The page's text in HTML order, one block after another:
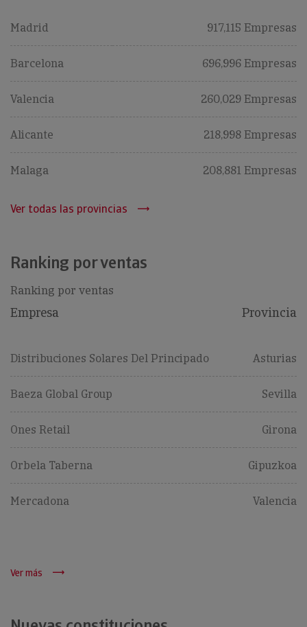
Madrid 917,115 Empresas
Barcelona 696,996 Empresas
Valencia 260,029 Empresas
Alicante 218,998 Empresas
Malaga 208,881 Empresas
Ver todas las provincias
Ranking por ventas
Ranking por ventas
Empresa Provincia
Distribuciones Solares Del Principado Asturias
Baeza Global Group Sevilla
Ones Retail Girona
Orbela Taberna Gipuzkoa
Mercadona Valencia
Ver más